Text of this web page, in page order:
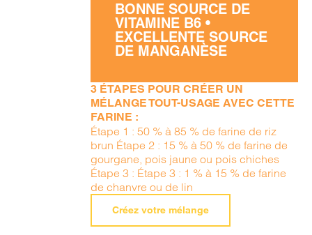
BONNE SOURCE DE
VITAMINE B6 •
EXCELLENTE SOURCE
DE MANGANÈSE
3 ÉTAPES POUR CRÉER UN
MÉLANGE TOUT-USAGE AVEC CETTE
FARINE :
Étape 1 : 50 % à 85 % de farine de riz
brun Étape 2 : 15 % à 50 % de farine de
gourgane, pois jaune ou pois chiches
Étape 3 : Étape 3 : 1 % à 15 % de farine
de chanvre ou de lin
Créez votre mélange